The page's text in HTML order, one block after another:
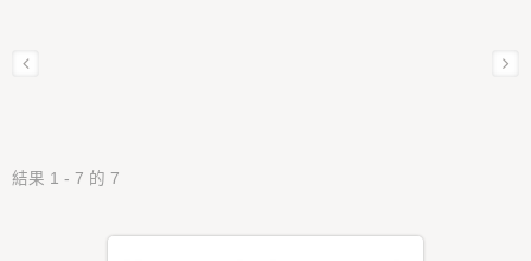
結果 1 - 7 的 7